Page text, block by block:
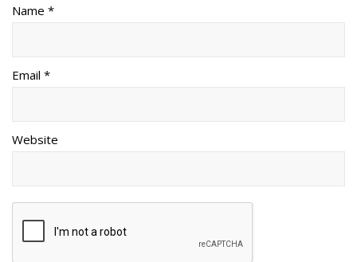
Name *
Email *
Website